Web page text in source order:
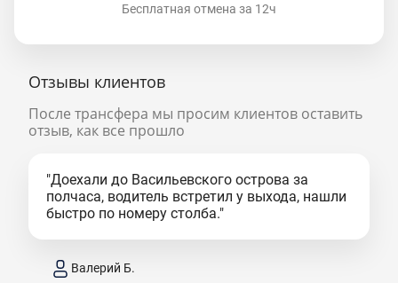
Бесплатная отмена за 12ч
Отзывы клиентов
После трансфера мы просим клиентов оставить
отзыв, как все прошло
"Доехали до Васильевского острова за
полчаса, водитель встретил у выхода, нашли
быстро по номеру столба."
Валерий Б.